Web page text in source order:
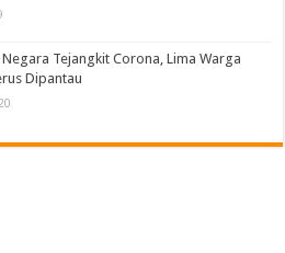
Tejangkit Corona, Lima Warga
Dipantau